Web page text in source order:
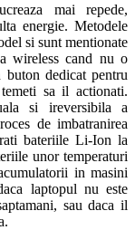
mai repede,
energie. Metodele
si sunt mentionate
wireless cand nu o
dedicat pentru
sa il actionati.
si ireversibila a
de imbatranirea
bateriile Li-Ion la
unor temperaturi
in masini
laptopul nu este
sau daca il